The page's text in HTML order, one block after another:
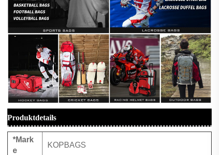
Produktdetails
*Mark
e
KOPBAGS